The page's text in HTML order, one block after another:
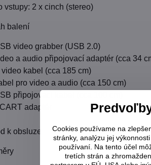
vstupy: 2 x cinch (stereo)
balení
video grabber (USB 2.0)
a audio připojovací adaptér (cca 34
video kabel (cca 185 cm)
pro video a audio (cca 150 cm)
připojovací kabel (cca 100 cm)
adaptér
k obsluze
Cookies používame na
stránky, analýzu jej
používaní. Na tento účel
tretích strán a